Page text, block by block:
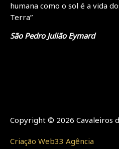
humana como o sol é a vida
Terra”
São Pedro Julião Eymard
Copyright © 2026 Cavaleiros
Criação Web33 Agência